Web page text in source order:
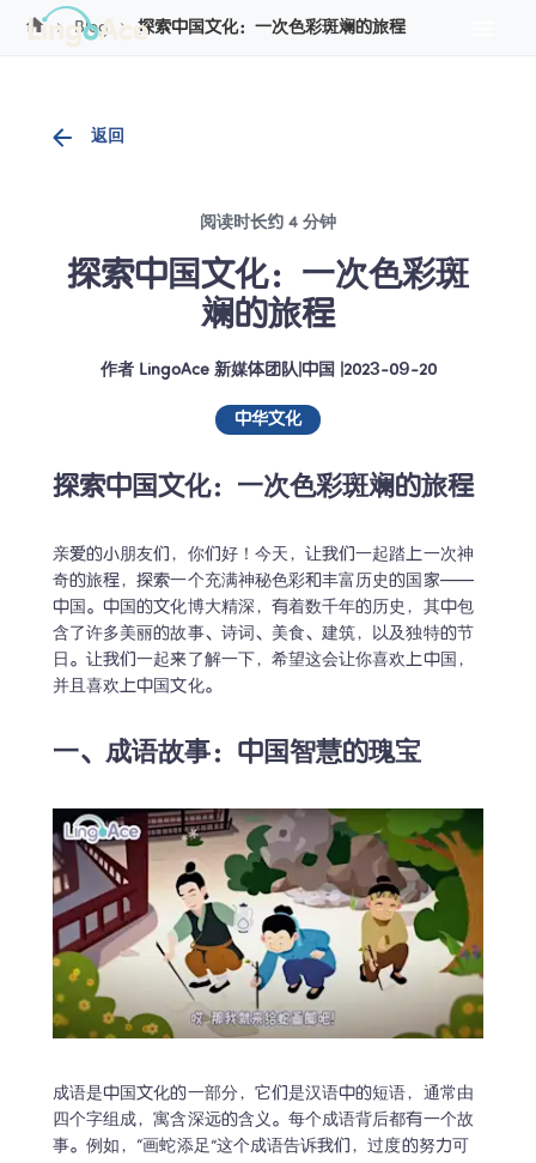
Blog 探索中国文化：一次色彩斑斓的旅程
返回
阅读时长约 4 分钟
探索中国文化：一次色彩斑
斓的旅程
作者 LingoAce 新媒体团队| 中国 2023-09-20
中华文化
探索中国文化：一次色彩斑斓的旅程
亲爱的小朋友们，你们好！今天，让我们一起踏上一次神
奇的旅程，探索一个充满神秘色彩和丰富历史的国家——
中国。中国的文化博大精深，有着数千年的历史，其中包
含了许多美丽的故事、诗词、美食、建筑，以及独特的节
日。让我们一起来了解一下，希望这会让你喜欢上中国，
并且喜欢上中国文化。
一、成语故事：中国智慧的瑰宝
成语是中国文化的一部分，它们是汉语中的短语，通常由
四个字组成，寓含深远的含义。每个成语背后都有一个故
事。例如，“画蛇添足”这个成语告诉我们，过度的努力可
Cookie管理